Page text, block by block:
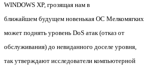
WINDOWS XP, грозящая нам в
ближайшем будущем новенькая ОС Мелкомягких,
может поднять уровень DoS атак (отказ от
обслуживания) до невиданного доселе уровня,
так утверждают исследователи компьютерной